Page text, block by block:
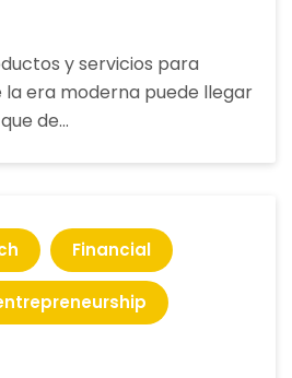
productos
y
servicios
Wow!
y servicios para
era moderna puede llegar
de…
Financial